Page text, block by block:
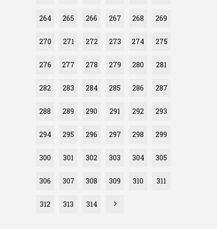
264 265 266 267 268 269
270 271 272 273 274 275
276 277 278 279 280 281
282 283 284 285 286 287
288 289 290 291 292 293
294 295 296 297 298 299
300 301 302 303 304 305
306 307 308 309 310 311
312 313 314